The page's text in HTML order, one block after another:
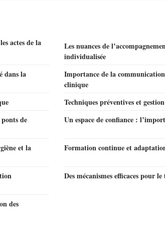
actes de la
Les nuances de
individualisée
dans la
Importance de la
clinique
Techniques préventives et
de
Un espace de confiance :
et la
Formation continue et
Des mécanismes efficaces pour
des